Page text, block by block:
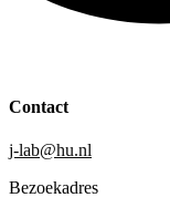
Contact
j-lab@hu.nl
Bezoekadres